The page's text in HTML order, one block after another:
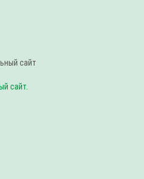
сайт.